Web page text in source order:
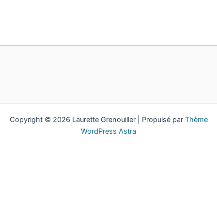
Copyright © 2026 Laurette Grenouiller | Propulsé par Thème
WordPress Astra